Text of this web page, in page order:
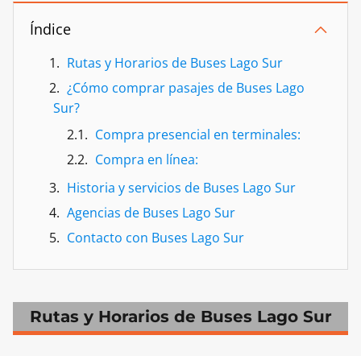
Índice
Rutas y Horarios de Buses Lago Sur
¿Cómo comprar pasajes de Buses Lago
Sur?
Compra presencial en terminales:
Compra en línea:
Historia y servicios de Buses Lago Sur
Agencias de Buses Lago Sur
Contacto con Buses Lago Sur
Rutas y Horarios de Buses Lago Sur